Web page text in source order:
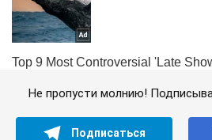
Не пропусти молнию!
Подписаться